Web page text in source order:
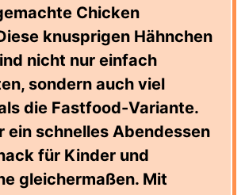
Chicken
knusprigen Hähnchen
nicht nur einfach
sondern auch viel
die Fastfood-Variante.
ein schnelles Abendessen
für Kinder und
gleichermaßen. Mit